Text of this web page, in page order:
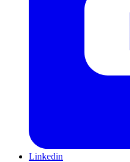
Linkedin